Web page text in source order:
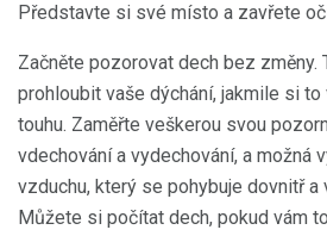
Představte si své místo a zavřete
Začněte pozorovat dech bez změny.
prohloubit vaše dýchání, jakmile si
touhu. Zaměřte veškerou svou
vdechování a vydechování, a možná
vzduchu, který se pohybuje dovnitř a
Můžete si počítat dech, pokud vám